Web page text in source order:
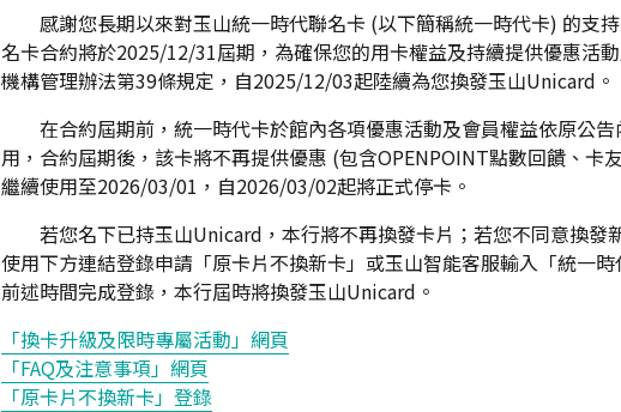
感謝您長期以來對玉山統一時代聯名卡 (以下簡稱統一時代卡) 的支
名卡合約將於2025/12/31屆期，為確保您的用卡權益及持續提供優惠活
機構管理辦法第39條規定，自2025/12/03起陸續為您換發玉山Unicard。
在合約屆期前，統一時代卡於館內各項優惠活動及會員權益依原公
用，合約屆期後，該卡將不再提供優惠 (包含OPENPOINT點數回饋、卡
繼續使用至2026/03/01，自2026/03/02起將正式停卡。
若您名下已持玉山Unicard，本行將不再換發卡片；若您不同意換
使用下方連結登錄申請「原卡片不換新卡」或玉山智能客服輸入「統一
前述時間完成登錄，本行屆時將換發玉山Unicard。
「換卡升級及限時專屬活動」網頁
「FAQ及注意事項」網頁
「原卡片不換新卡」登錄